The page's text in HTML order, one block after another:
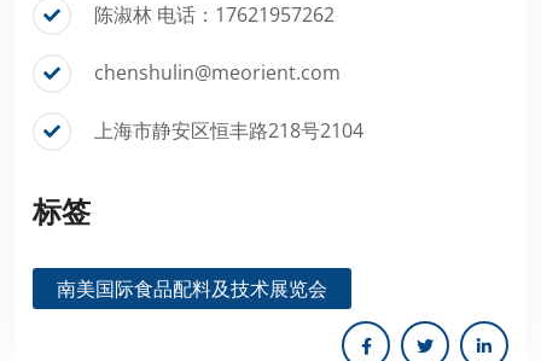
陈淑林 电话：17621957262
chenshulin@meorient.com
上海市静安区恒丰路218号2104
标签
南美国际食品配料及技术展览会